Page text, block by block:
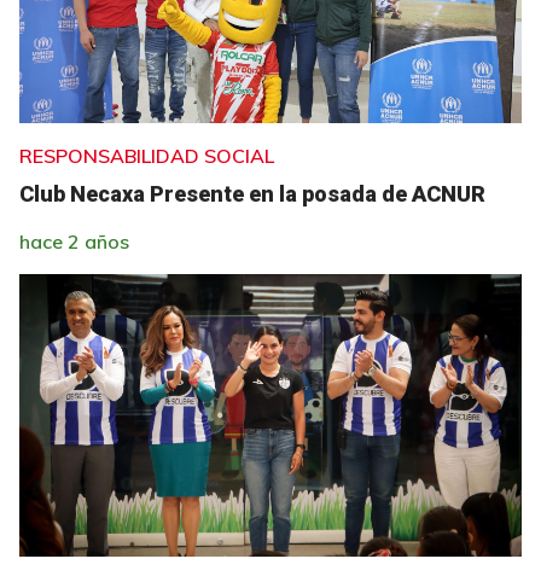
RESPONSABILIDAD SOCIAL
Club Necaxa Presente en la posada de ACNUR
hace 2 años